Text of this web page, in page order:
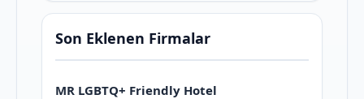
Son Eklenen Firmalar
MR LGBTQ+ Friendly Hotel